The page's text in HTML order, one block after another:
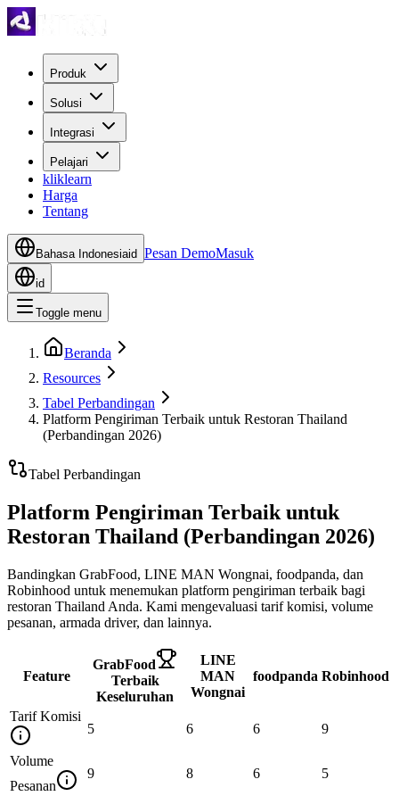
Produk
Solusi
Integrasi
Pelajari
kliklearn
Harga
Tentang
Bahasa Indonesiaid Pesan DemoMasuk
id
Toggle menu
Beranda
Resources
Tabel Perbandingan
Platform Pengiriman Terbaik untuk Restoran Thailand
(Perbandingan 2026)
Tabel Perbandingan
Platform Pengiriman Terbaik untuk
Restoran Thailand (Perbandingan 2026)
Bandingkan GrabFood, LINE MAN Wongnai, foodpanda, dan
Robinhood untuk menemukan platform pengiriman terbaik bagi
restoran Thailand Anda. Kami mengevaluasi tarif komisi, volume
pesanan, armada driver, dan lainnya.
Feature
GrabFood
Terbaik
Keseluruhan
LINE
MAN
Wongnai
foodpanda Robinhood
Tarif Komisi
5
6 6 9
Volume
Pesanan
9 8 6 5